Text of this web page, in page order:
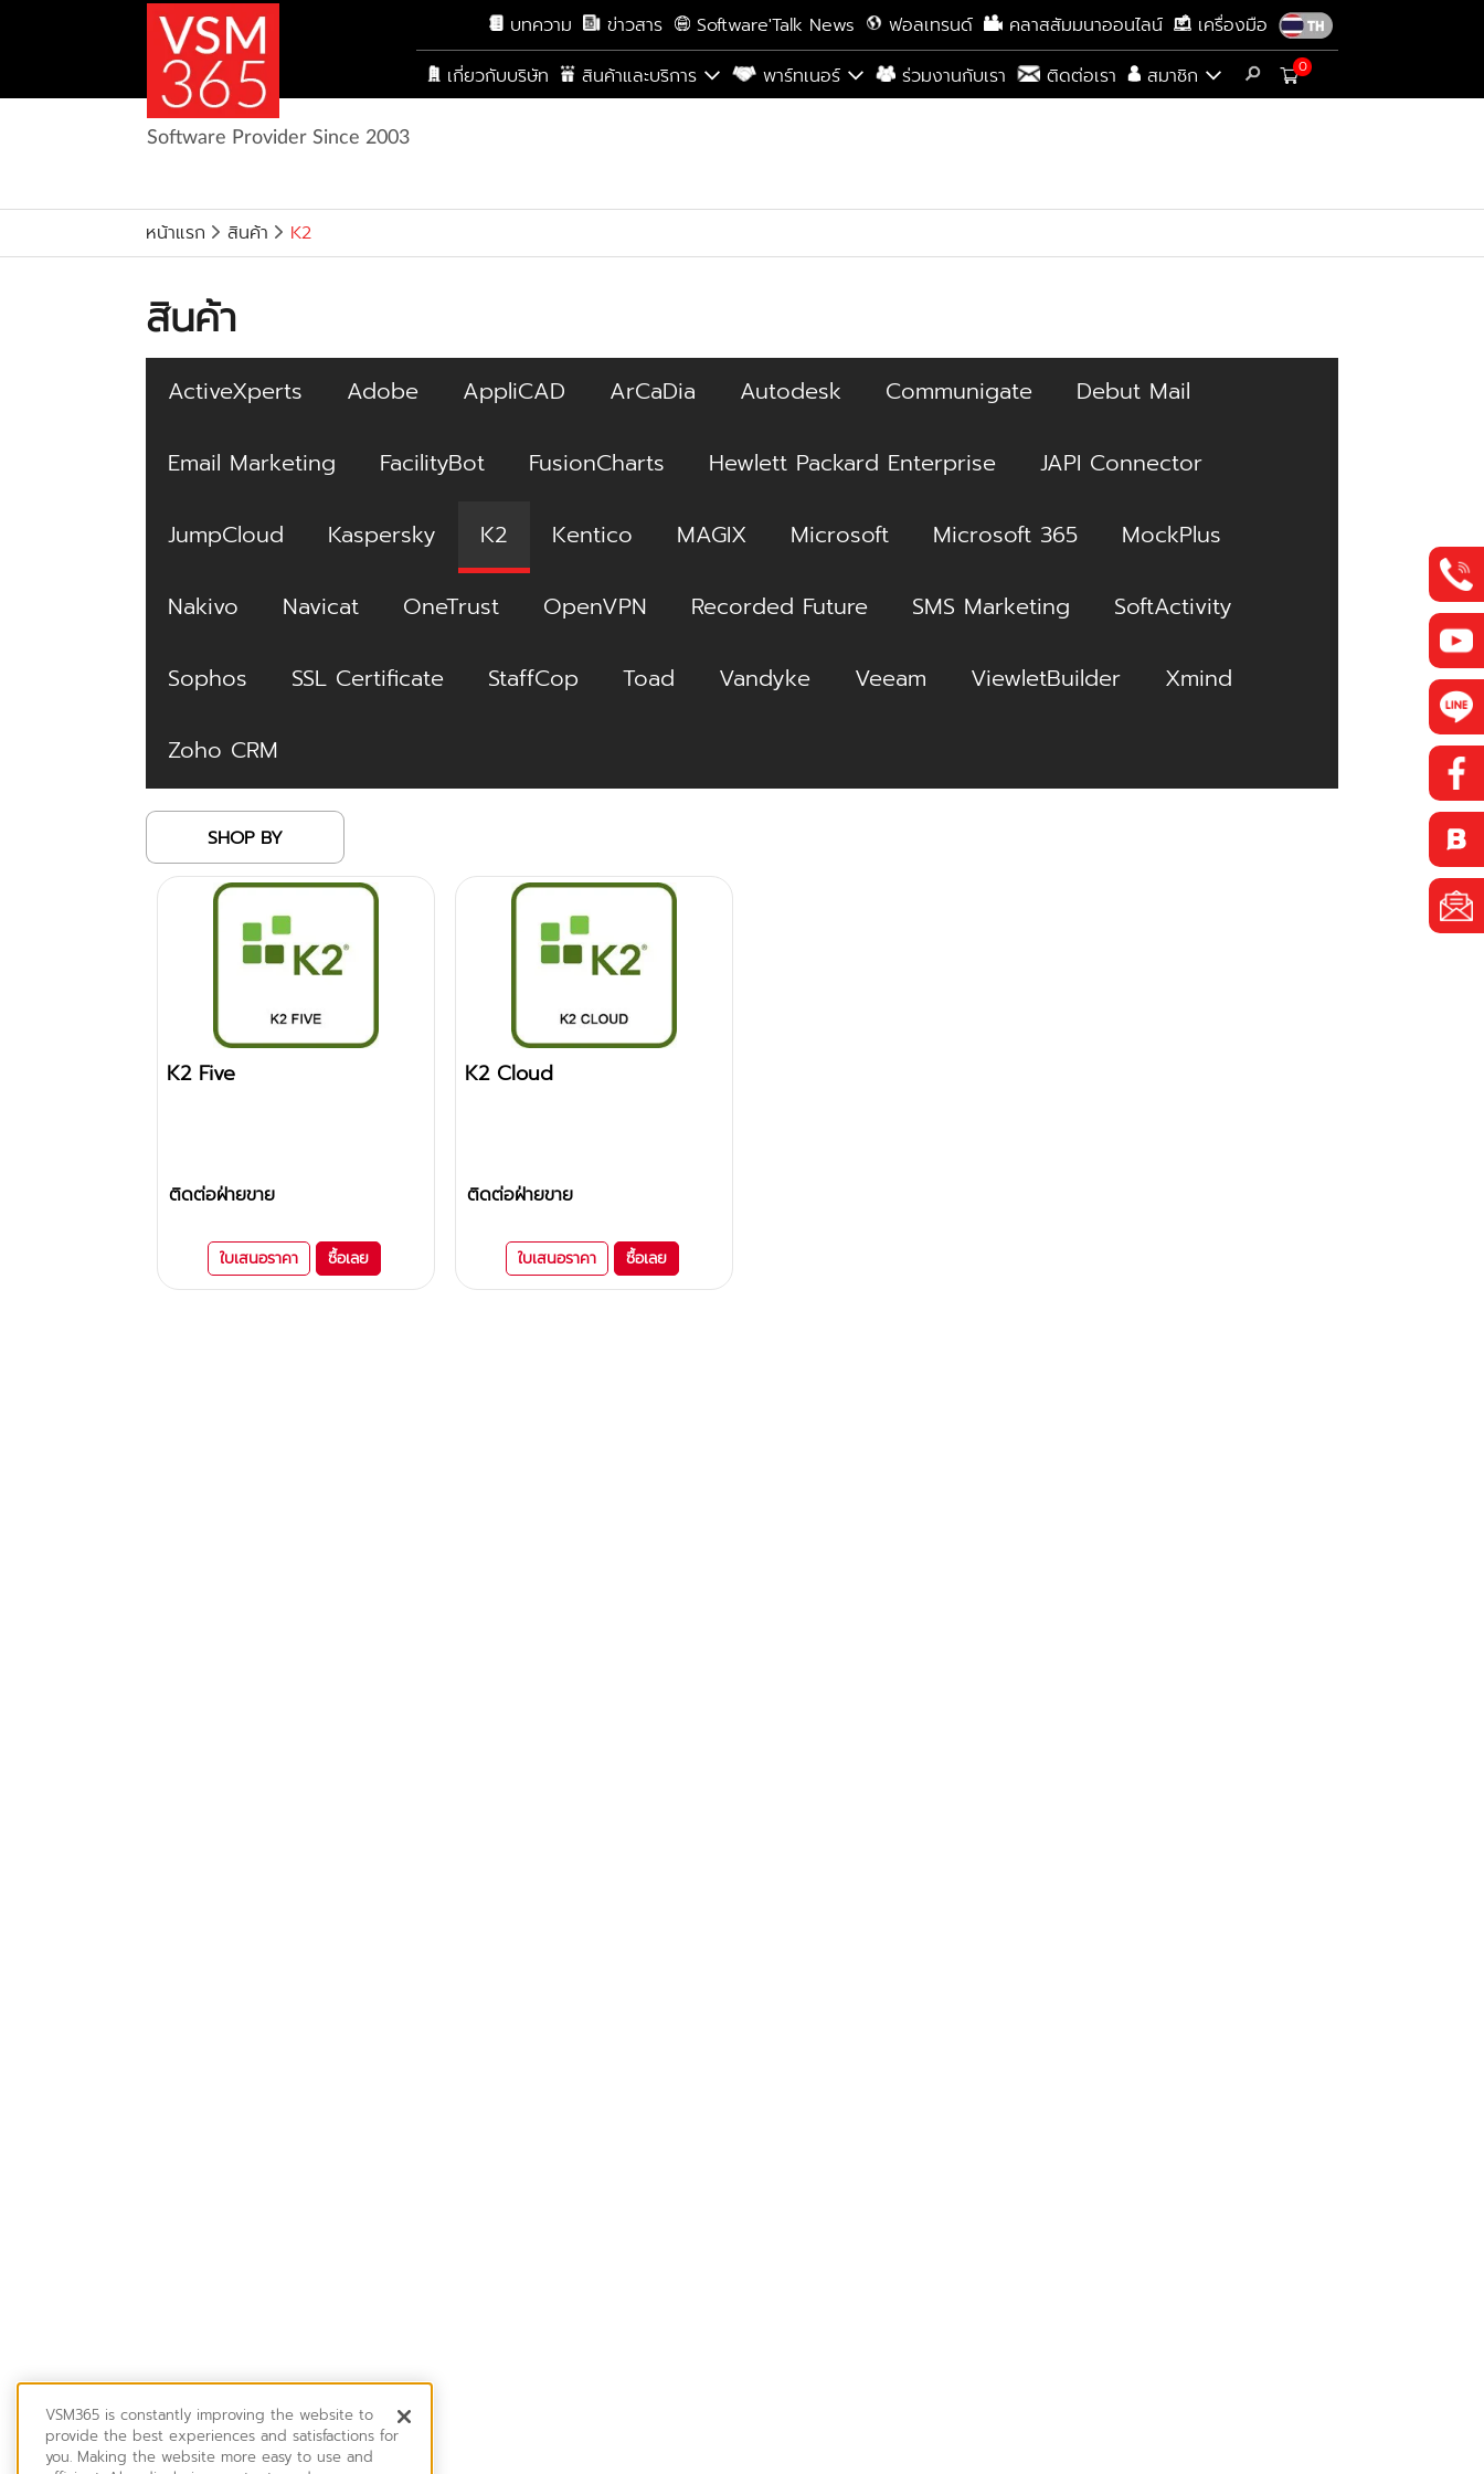
บทความ ข่าวสาร Software'Talk News ฟอลเทรนด์ คลาสสัมมนาออนไลน์
เครื่องมือ
เกี่ยวกับบริษัท
สินค้าและบริการ พาร์ทเนอร์ ร่วมงานกับเรา ติดต่อเรา สมาชิก 0
Software Provider Since 2003
หน้าแรก สินค้า K2
สินค้า
ActiveXperts Adobe AppliCAD ArCaDia Autodesk Communigate Debut Mail
Email Marketing FacilityBot FusionCharts Hewlett Packard Enterprise JAPI Connector
JumpCloud Kaspersky K2 Kentico MAGIX Microsoft Microsoft 365 MockPlus
Nakivo Navicat OneTrust OpenVPN Recorded Future SMS Marketing SoftActivity
Sophos SSL Certificate StaffCop Toad Vandyke Veeam ViewletBuilder Xmind
Zoho CRM
SHOP BY
K2 Five
ติดต่อฝ่ายขาย
ใบเสนอราคา ซื้อเลย
K2 Cloud
ติดต่อฝ่ายขาย
ใบเสนอราคา ซื้อเลย
VSM365 is constantly improving the website to
provide the best experiences and satisfactions for
you. Making the website more easy to use and